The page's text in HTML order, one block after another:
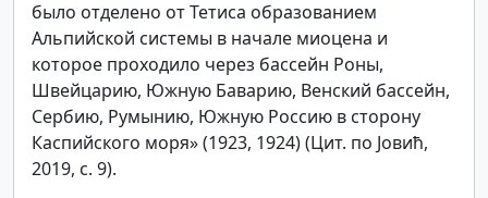
было отделено от Тетиса образованием
Альпийской системы в начале миоцена и
которое проходило через бассейн Роны,
Швейцарию, Южную Баварию, Венский бассейн,
Сербию, Румынию, Южную Россию в сторону
Каспийского моря» (1923, 1924) (Цит. по Јовић,
2019, с. 9).